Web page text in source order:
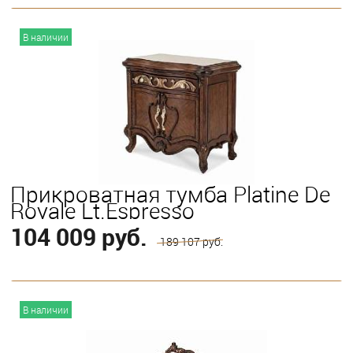
Eastern King Queen
В наличии
Прикроватная тумба Platine De
Royale Lt.Espresso
104 009 руб. 189 107 руб.
В наличии